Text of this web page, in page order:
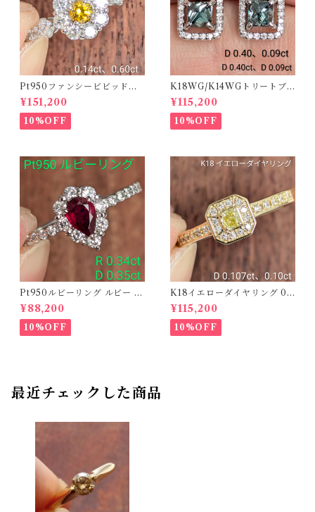
Pt950ファンシービビッドオ
レンジィイエローダイヤリン
グ D 0.144ct D 0.60ct【PR
O208782】
¥151,200
10%OFF
K18WG/K14WGトリートブ
ルーダイヤピアス 【PRO20
8939】
¥115,200
10%OFF
Pt950ルビーリング ルビー 0.
34ct ダイヤモンド 0.35ct【P
RO206885】
¥88,200
10%OFF
K18イエローダイヤリング 0.1
07ct D 0.10ct【PRO20878
1】
¥115,200
10%OFF
最近チェックした商品